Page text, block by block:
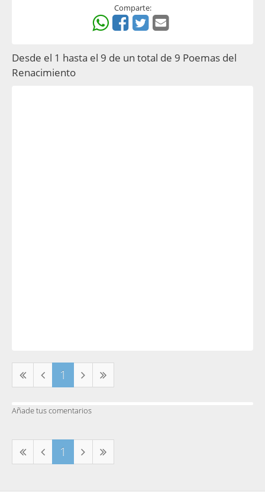
Comparte:
Desde el 1 hasta el 9 de un total de 9 Poemas del
Renacimiento
1
Añade tus comentarios
1